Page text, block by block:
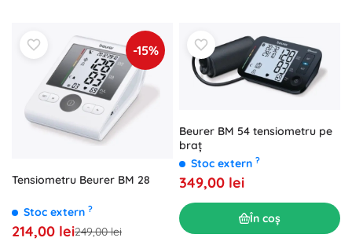
-15%
Tensiometru Beurer BM 28
Stoc extern ?
214,00 lei249,00 lei
Beurer BM 54 tensiometru pe
braț
Stoc extern ?
349,00 lei
În coș